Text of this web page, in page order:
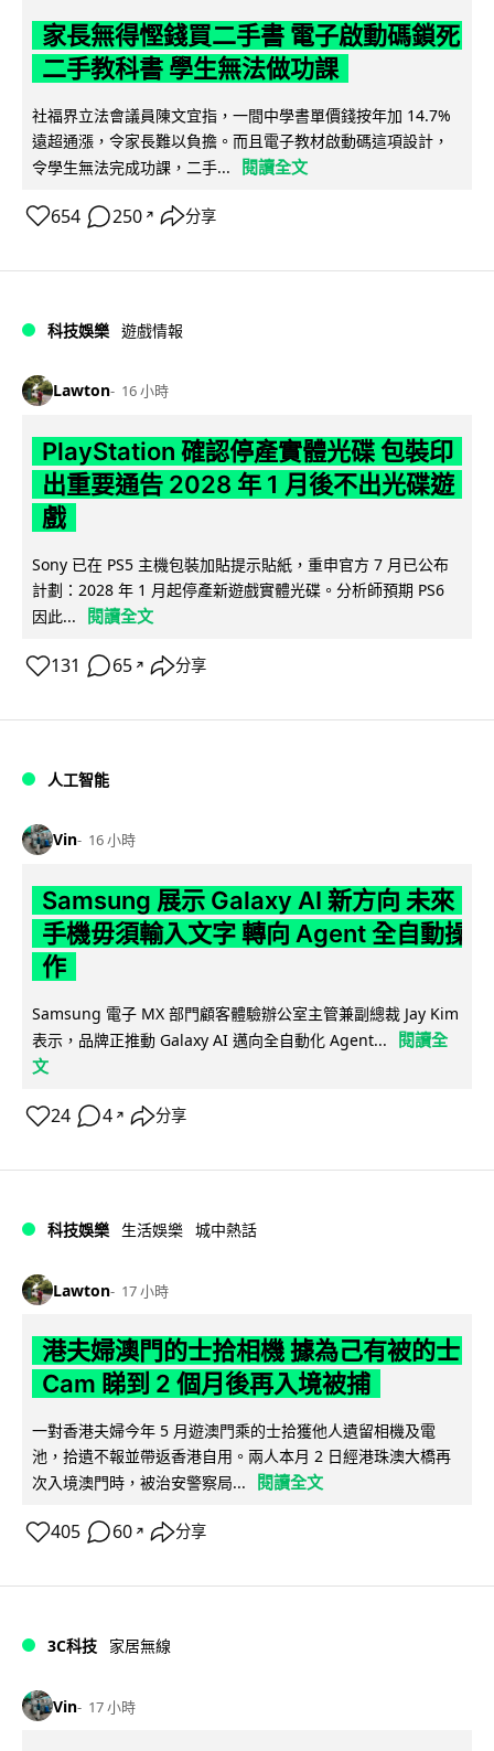
家長無得慳錢買二手書 電子啟動碼鎖死
二手教科書 學生無法做功課
社福界立法會議員陳文宜指，一間中學書單價錢按年加 14.7%
遠超通漲，令家長難以負擔。而且電子教材啟動碼這項設計，
令學生無法完成功課，二手...
閱讀全文
654 250 ↗ 分享
科技娛樂 遊戲情報
Lawton 16 小時
PlayStation 確認停產實體光碟 包裝印
出重要通告 2028 年 1 月後不出光碟遊
戲
Sony 已在 PS5 主機包裝加貼提示貼紙，重申官方 7 月已公布
計劃：2028 年 1 月起停產新遊戲實體光碟。分析師預期 PS6
因此...
閱讀全文
131 65 ↗ 分享
人工智能
Vin 16 小時
Samsung 展示 Galaxy AI 新方向 未來
手機毋須輸入文字 轉向 Agent 全自動操
作
Samsung 電子 MX 部門顧客體驗辦公室主管兼副總裁 Jay Kim
表示，品牌正推動 Galaxy AI 邁向全自動化 Agent...
閱讀全
文
24 4 ↗ 分享
科技娛樂 生活娛樂 城中熱話
Lawton 17 小時
港夫婦澳門的士拾相機 據為己有被的士
Cam 睇到 2 個月後再入境被捕
一對香港夫婦今年 5 月遊澳門乘的士拾獲他人遺留相機及電
池，拾遺不報並帶返香港自用。兩人本月 2 日經港珠澳大橋再
次入境澳門時，被治安警察局...
閱讀全文
405 60 ↗ 分享
3C科技 家居無線
Vin 17 小時